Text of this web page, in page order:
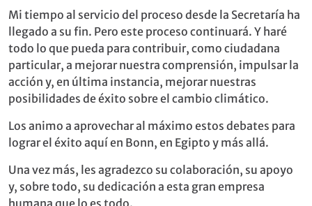
Mi tiempo al servicio del proceso desde la Secretaría ha
llegado a su fin. Pero este proceso continuará. Y haré
todo lo que pueda para contribuir, como ciudadana
particular, a mejorar nuestra comprensión, impulsar la
acción y, en última instancia, mejorar nuestras
posibilidades de éxito sobre el cambio climático.
Los animo a aprovechar al máximo estos debates para
lograr el éxito aquí en Bonn, en Egipto y más allá.
Una vez más, les agradezco su colaboración, su apoyo
y, sobre todo, su dedicación a esta gran empresa
humana que lo es todo.